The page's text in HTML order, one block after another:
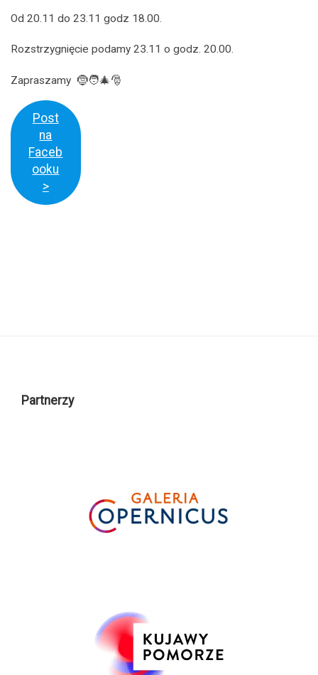
Od 20.11 do 23.11 godz 18.00.
Rozstrzygnięcie podamy 23.11 o godz. 20.00.
Zapraszamy 🤶🧑‍🎄🎅
Post
na
Faceb
ooku
>
Partnerzy